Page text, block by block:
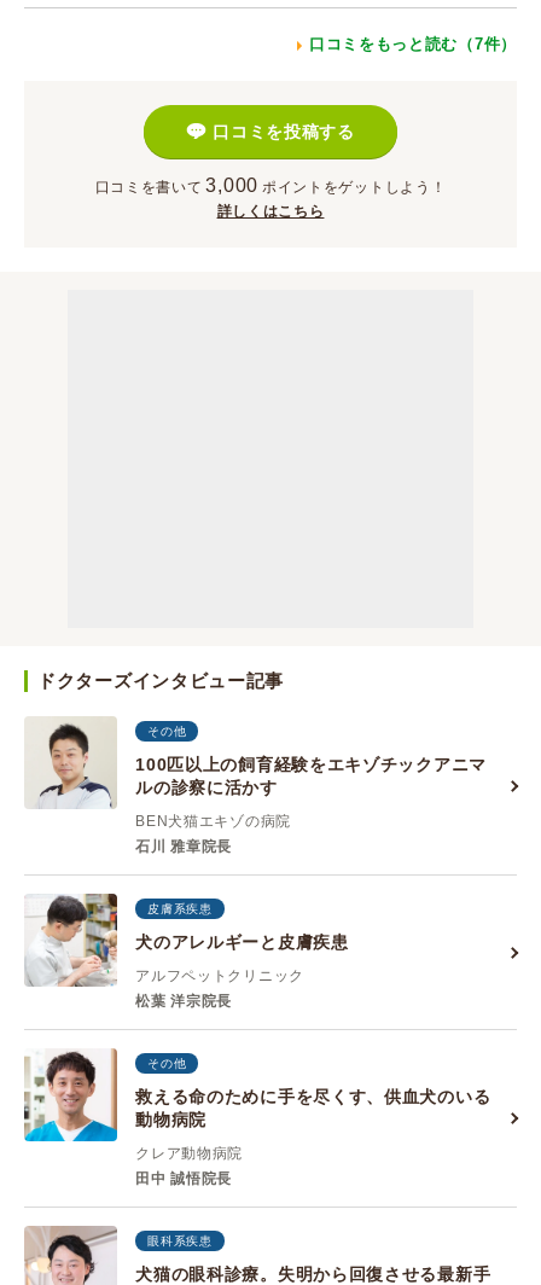
口コミをもっと読む（7件）
口コミを投稿する
口コミを書いて 3,000 ポイント をゲットしよう！
詳しくはこちら
ドクターズインタビュー記事
その他
100匹以上の飼育経験をエキゾチックアニマ
ルの診察に活かす
BEN犬猫エキゾの病院
石川 雅章院長
皮膚系疾患
犬のアレルギーと皮膚疾患
アルフペットクリニック
松葉 洋宗院長
その他
救える命のために手を尽くす、供血犬のいる
動物病院
クレア動物病院
田中 誠悟院長
眼科系疾患
犬猫の眼科診療。失明から回復させる最新手